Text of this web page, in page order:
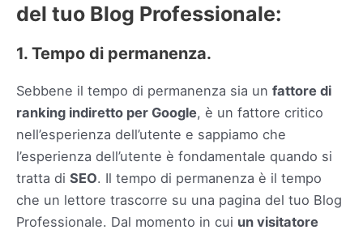
del tuo Blog Professionale:
1. Tempo di permanenza.
Sebbene il tempo di permanenza sia un fattore di
ranking indiretto per Google, è un fattore critico
nell’esperienza dell’utente e sappiamo che
l’esperienza dell’utente è fondamentale quando si
tratta di SEO. Il tempo di permanenza è il tempo
che un lettore trascorre su una pagina del tuo Blog
Professionale. Dal momento in cui un visitatore